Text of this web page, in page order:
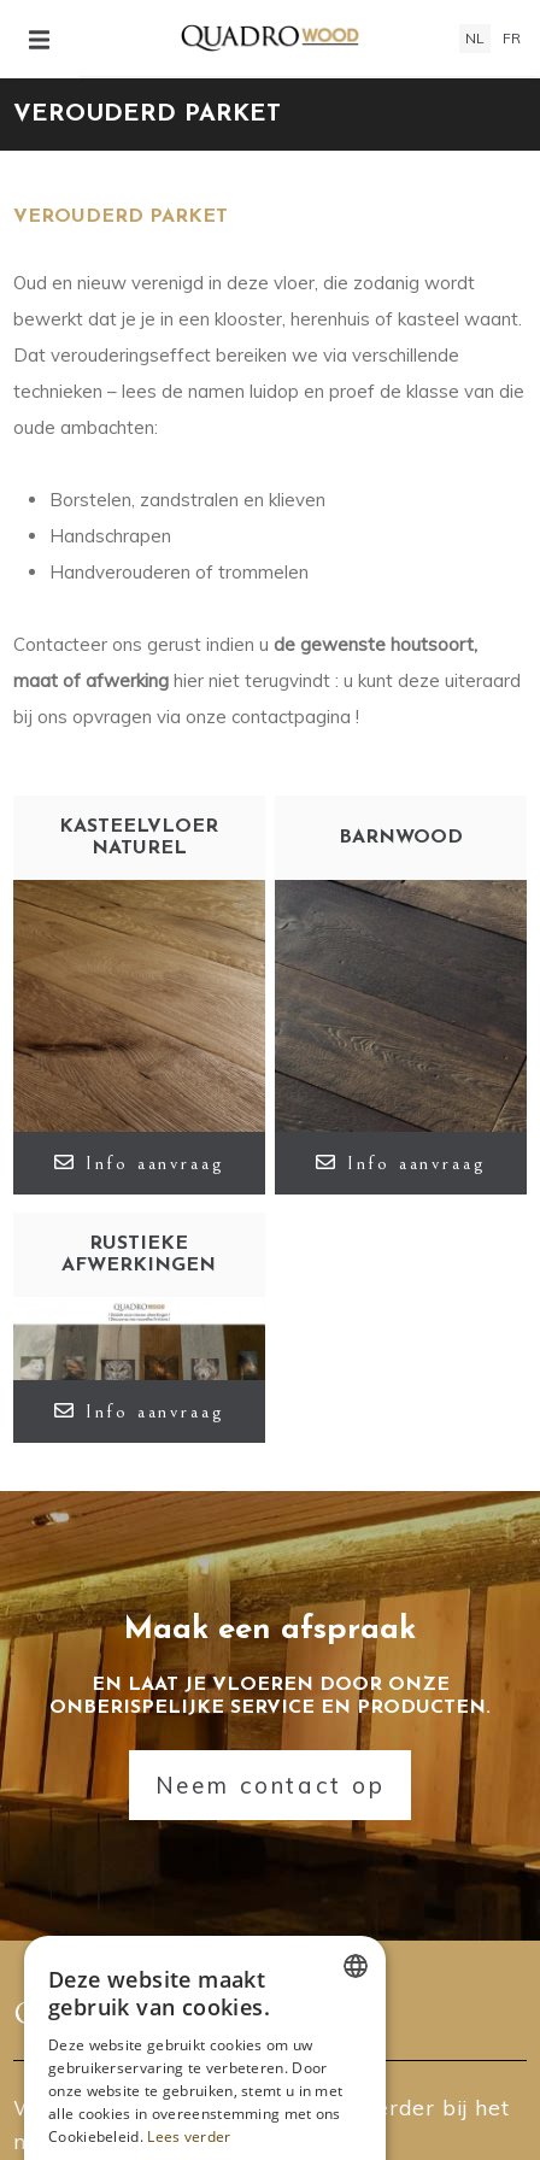
NL FR
VEROUDERD PARKET
VEROUDERD PARKET
Oud en nieuw verenigd in deze vloer, die zodanig wordt
bewerkt dat je je in een klooster, herenhuis of kasteel waant.
Dat verouderingseffect bereiken we via verschillende
technieken – lees de namen luidop en proef de klasse van die
oude ambachten:
Borstelen, zandstralen en klieven
Handschrapen
Handverouderen of trommelen
Contacteer ons gerust indien ude gewenste houtsoort,
maat of afwerking hier niet terugvindt : u kunt deze uiteraard
bij ons opvragen via onze contactpagina !
KASTEELVLOER
NATUREL
Info aanvraag
BARNWOOD
Info aanvraag
RUSTIEKE
AFWERKINGEN
Info aanvraag
Maak een afspraak
EN LAAT JE VLOEREN DOOR ONZE
ONBERISPELIJKE SERVICE EN PRODUCTEN.
Neem contact op
We helpen je graag persoonlijk verder bij het
maken van jouw keuze.
FRENCH
Deze website maakt
gebruik van cookies.
Deze website gebruikt cookies om uw
gebruikerservaring te verbeteren. Door
onze website te gebruiken, stemt u in met
alle cookies in overeenstemming met ons
Cookiebeleid. Lees verder